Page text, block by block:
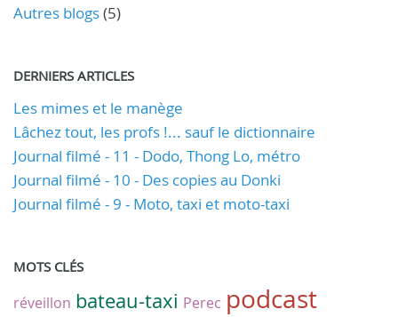
Autres blogs(5)
DERNIERS ARTICLES
Les mimes et le manège
Lâchez tout, les profs !... sauf le dictionnaire
Journal filmé - 11 - Dodo, Thong Lo, métro
Journal filmé - 10 - Des copies au Donki
Journal filmé - 9 - Moto, taxi et moto-taxi
MOTS CLÉS
réveillon bateau-taxi Perec podcast